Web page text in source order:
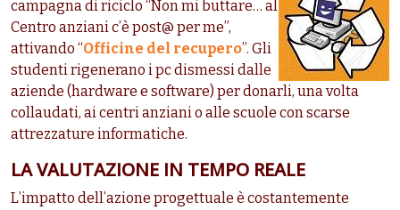
campagna di riciclo “Non mi buttare… al
Centro anziani c’è post@ per me”,
attivando “Officine del recupero”. Gli
studenti rigenerano i pc dismessi dalle
aziende (hardware e software) per donarli, una volta
collaudati, ai centri anziani o alle scuole con scarse
attrezzature informatiche.
LA VALUTAZIONE IN TEMPO REALE
L’impatto dell’azione progettuale è costantemente